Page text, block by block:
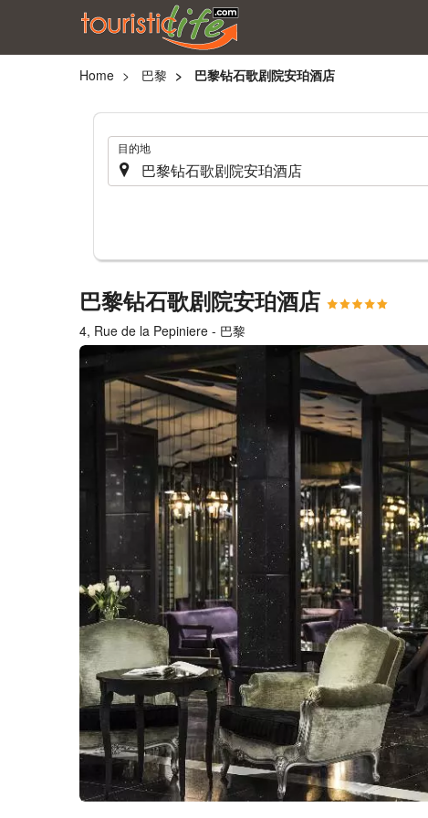
Home 巴黎 巴黎钻石歌剧院安珀酒店
. 目的地
巴黎钻石歌剧院安珀酒店
4, Rue de la Pepiniere - 巴黎